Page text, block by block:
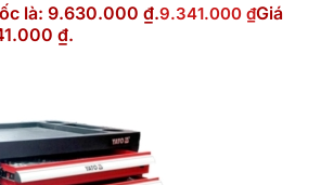
là: 9.630.000 ₫.9.341.000 ₫Giá
₫.